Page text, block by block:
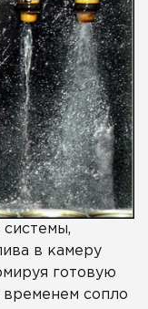
в камеру
готовую
временем сопло